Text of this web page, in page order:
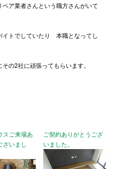
ア業者さんという職方さんがいて
イトでしていたり 本職となってし
の2社に頑張ってもらいます。
スご来場あ
ざいまし
ご契約ありがとうござ
いました。